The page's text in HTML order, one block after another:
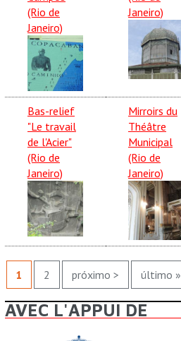
(Rio de
Janeiro)
Janeiro)
Bas-relief
"Le travail
de l'Acier"
(Rio de
Janeiro)
Mirroirs du
Théâtre
Municipal
(Rio de
Janeiro)
PAGES
1 2 próximo > último »
AVEC L'APPUI DE